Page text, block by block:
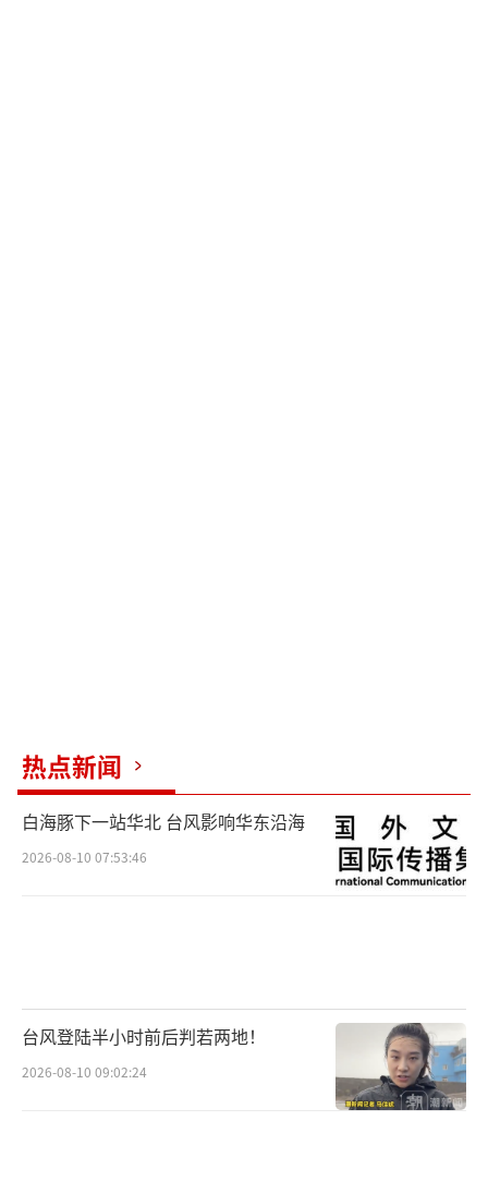
热点新闻
白海豚下一站华北 台风影响华东沿海
2026-08-10 07:53:46
台风登陆半小时前后判若两地！
2026-08-10 09:02:24